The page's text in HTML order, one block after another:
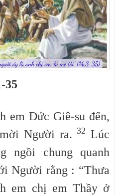
35
em Đức Giê-su đến,
Người ra.32 Lúc
ngồi chung quanh
Người rằng : “Thưa
em chị em Thầy ở